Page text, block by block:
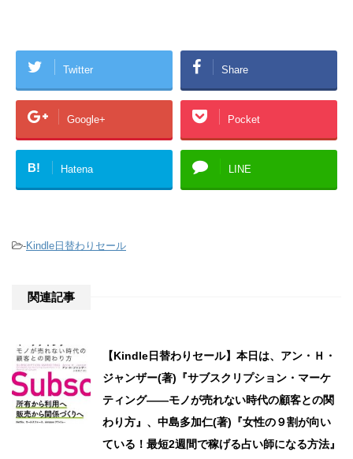
Twitter Share
Google+ Pocket
B! Hatena LINE
-Kindle日替わりセール
関連記事
【Kindle日替わりセール】本日は、アン・Ｈ・
ジャンザー(著)『サブスクリプション・マーケ
ティング――モノが売れない時代の顧客との関
わり方』、中島多加仁(著)『女性の９割が向い
ている！最短2週間で稼げる占い師になる方法』